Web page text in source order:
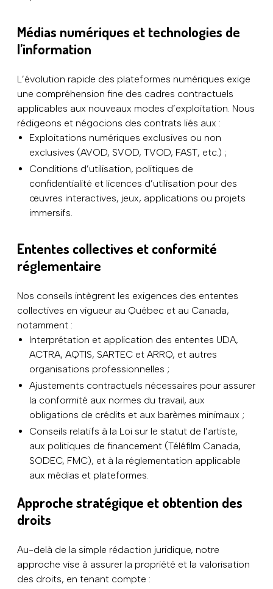
Médias numériques et technologies de
l’information
L’évolution rapide des plateformes numériques exige
une compréhension fine des cadres contractuels
applicables aux nouveaux modes d’exploitation. Nous
rédigeons et négocions des contrats liés aux :
Exploitations numériques exclusives ou non
exclusives (AVOD, SVOD, TVOD, FAST, etc.) ;
Conditions d’utilisation, politiques de
confidentialité et licences d’utilisation pour des
œuvres interactives, jeux, applications ou projets
immersifs.
Ententes collectives et conformité
réglementaire
Nos conseils intègrent les exigences des ententes
collectives en vigueur au Québec et au Canada,
notamment :
Interprétation et application des ententes UDA,
ACTRA, AQTIS, SARTEC et ARRQ, et autres
organisations professionnelles ;
Ajustements contractuels nécessaires pour assurer
la conformité aux normes du travail, aux
obligations de crédits et aux barèmes minimaux ;
Conseils relatifs à la Loi sur le statut de l’artiste,
aux politiques de financement (Téléfilm Canada,
SODEC, FMC), et à la réglementation applicable
aux médias et plateformes.
Approche stratégique et obtention des
droits
Au-delà de la simple rédaction juridique, notre
approche vise à assurer la propriété et la valorisation
des droits, en tenant compte :